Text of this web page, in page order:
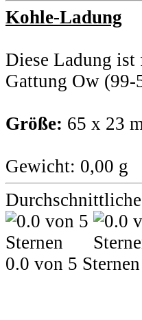
Kohle-Ladung
Diese Ladung ist
Gattung Ow
Größe: 65 x 23
Gewicht: 0,00 g
0.0 von 5